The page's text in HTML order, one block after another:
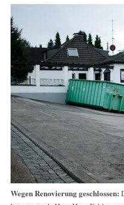
Wegen Renovierung geschlossen: